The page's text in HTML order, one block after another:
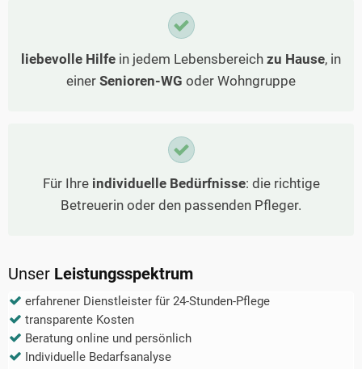
liebevolle Hilfe in jedem Lebensbereich zu Hause, in
einer Senioren-WG oder Wohngruppe
Für Ihre individuelle Bedürfnisse: die richtige
Betreuerin oder den passenden Pfleger.
Unser Leistungsspektrum
erfahrener Dienstleister für 24-Stunden-Pflege
transparente Kosten
Beratung online und persönlich
Individuelle Bedarfsanalyse